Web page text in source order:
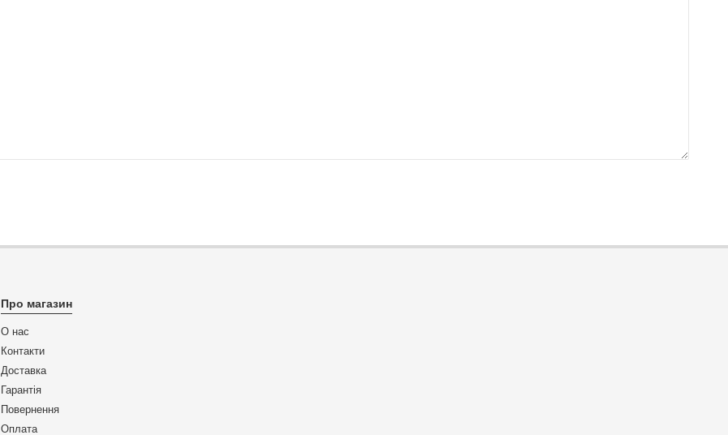
Про магазин
О нас
Контакти
Доставка
Гарантія
Повернення
Оплата